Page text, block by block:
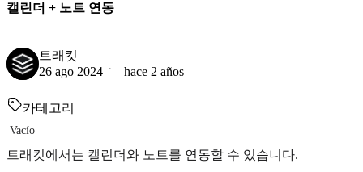
캘린더 + 노트 연동
트래킷
26 ago 2024
hace 2 años
카테고리
Vacío
트래킷에서는 캘린더와 노트를 연동할 수 있습니다.